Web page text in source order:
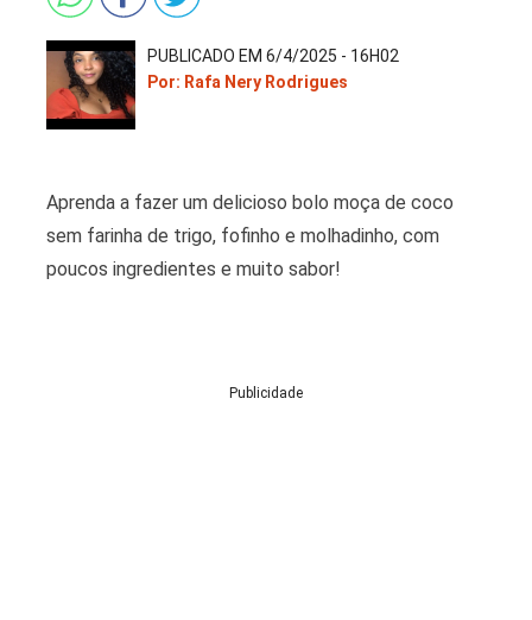
PUBLICADO EM 6/4/2025 - 16H02
Por: Rafa Nery Rodrigues
Aprenda a fazer um delicioso bolo moça de coco
sem farinha de trigo, fofinho e molhadinho, com
poucos ingredientes e muito sabor!
Publicidade